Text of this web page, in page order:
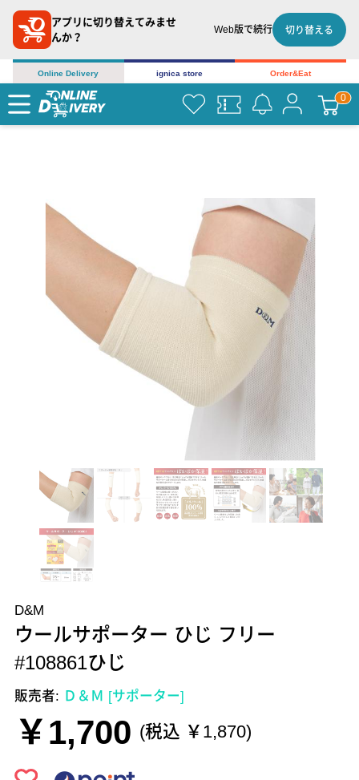
アプリに切り替えてみませ
んか？
Web版で続行 切り替える
Online Delivery ignica store Order&Eat
D&M
ウールサポーター ひじ フリー
#108861ひじ
販売者: Ｄ＆Ｍ [サポーター]
￥1,700 (税込 ￥1,870)